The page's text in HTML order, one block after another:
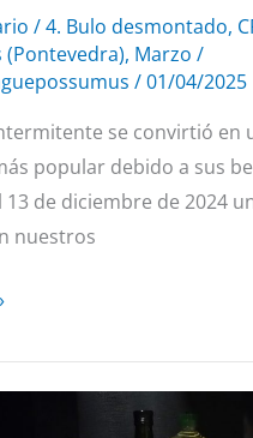
/4. Bulo desmontado,
(Pontevedra), Marzo /
/01/04/2025
se convirtió en
popular debido a sus
13 de diciembre de 2024
nuestros